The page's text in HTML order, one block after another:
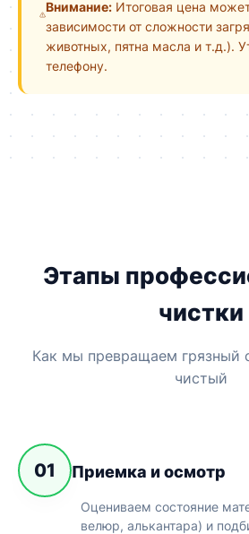
Внимание:Итоговая цена может
зависимости от сложности
животных, пятна масла и т.д.).
телефону.
Этапы
чистки
Как мы превращаем грязный
чистый
01 Приемка и осмотр
Оцениваем состояние
велюр, алькантара) и